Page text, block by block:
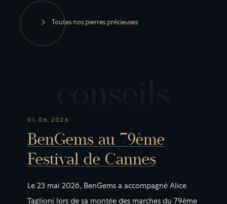
Toutes nos pierres précieuses
01.06.2026
BenGems au 79ème
Festival de Cannes
Le 23 mai 2026, BenGems a accompagné Alice
Taglioni lors de sa montée des marches du 79ème